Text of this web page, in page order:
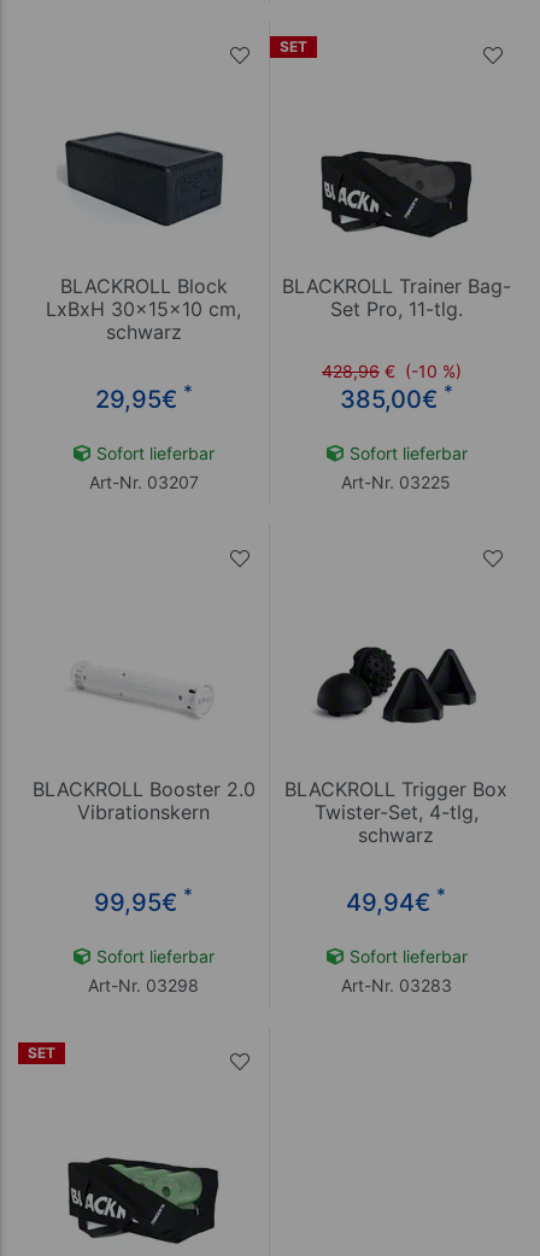
BLACKROLL Block
LxBxH 30x15x10 cm,
schwarz
29,95€ *
Sofort lieferbar
Art-Nr. 03207
SET
BLACKROLL Trainer Bag-
Set Pro, 11-tlg.
428,96 € (-10 %)
385,00€ *
Sofort lieferbar
Art-Nr. 03225
BLACKROLL Booster 2.0
Vibrationskern
99,95€ *
Sofort lieferbar
Art-Nr. 03298
BLACKROLL Trigger Box
Twister-Set, 4-tlg,
schwarz
49,94€ *
Sofort lieferbar
Art-Nr. 03283
SET